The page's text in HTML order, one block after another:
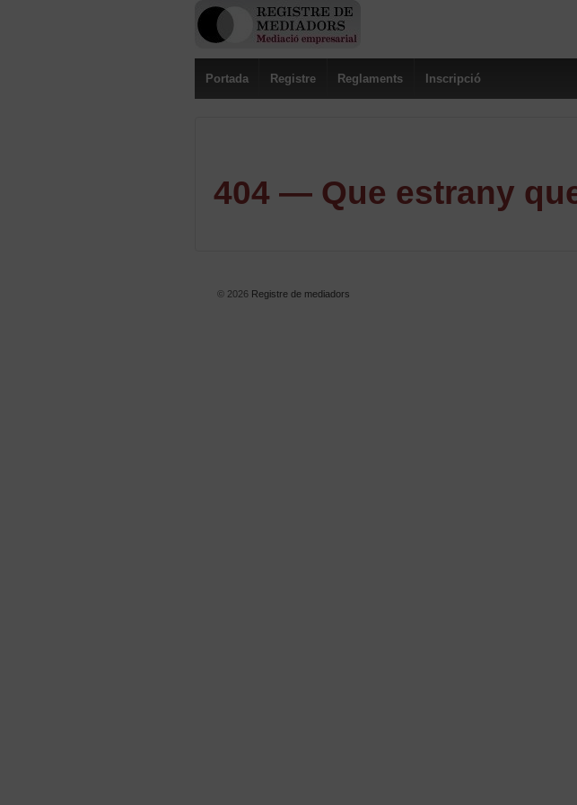
Portada Registre Reglaments Inscripció
404 — Que estrany
© 2026 Registre de mediadors